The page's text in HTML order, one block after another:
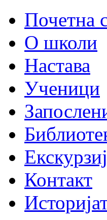
Почетна
О школи
Настава
Ученици
Контакт